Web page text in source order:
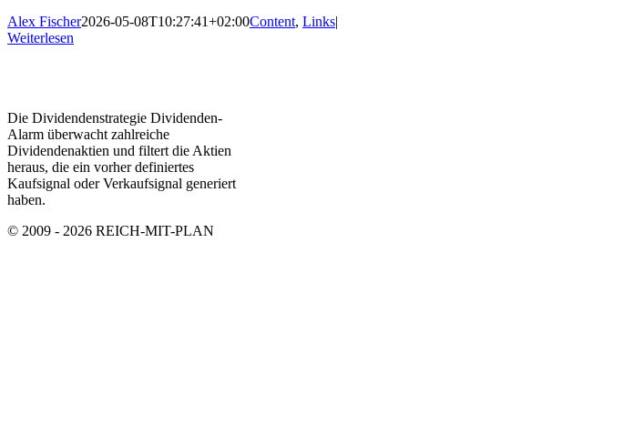
Alex Fischer2026-05-08T10:27:41+02:00Content, Links|
Weiterlesen
Die Dividendenstrategie Dividenden-
Alarm überwacht zahlreiche
Dividendenaktien und filtert die Aktien
heraus, die ein vorher definiertes
Kaufsignal oder Verkaufsignal generiert
haben.
© 2009 - 2026 REICH-MIT-PLAN